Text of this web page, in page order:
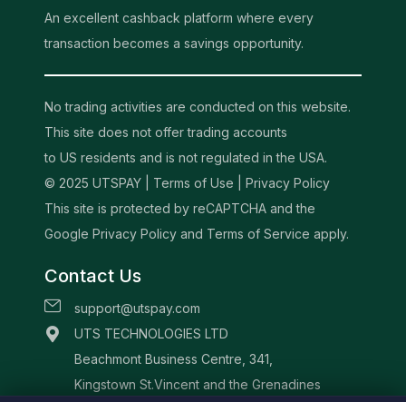
An excellent cashback platform where every
transaction becomes a savings opportunity.
No trading activities are conducted on this website.
This site does not offer trading accounts
to US residents and is not regulated in the USA.
© 2025 UTSPAY | Terms of Use
Privacy Policy
This site is protected by reCAPTCHA and the
Google Privacy Policy and Terms of Service apply.
Contact Us
support@utspay.com
UTS TECHNOLOGIES LTD
Beachmont Business Centre, 341,
Kingstown St.Vincent and the Grenadines